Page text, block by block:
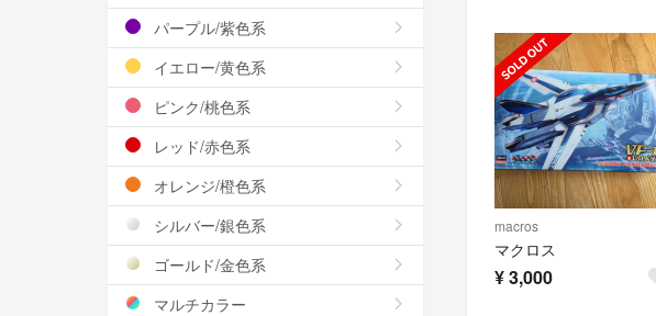
macros
マクロス
¥3,000
パープル/紫色系
イエロー/黄色系
ピンク/桃色系
レッド/赤色系
オレンジ/橙色系
シルバー/銀色系
ゴールド/金色系
マルチカラー